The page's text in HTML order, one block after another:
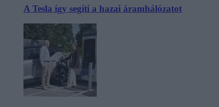
A Tesla így segíti a hazai áramhálózatot